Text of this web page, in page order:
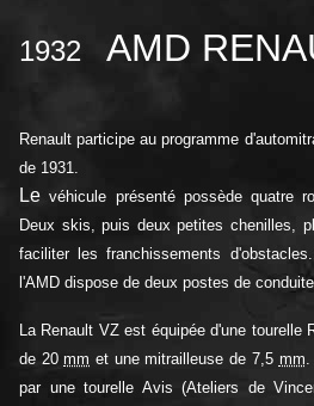
1932 AMD
Renault participe au programme
de 1931.
Levéhicule présenté possède quatre
Deux skis, puis deux petites chenilles,
faciliter les franchissements
l'AMD dispose de deux postes de
La Renault VZ est équipée d'une tourelle
de 20mm et une mitrailleuse de 7,5 mm.
par une tourelle Avis (Ateliers de